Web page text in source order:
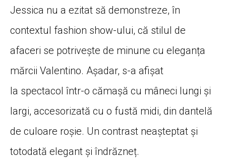
Jessica nu a ezitat să demonstreze, în
contextul fashion show-ului, că stilul de
afaceri se potrivește de minune cu eleganța
mărcii Valentino. Așadar, s-a afișat
la spectacol într-o cămașă cu mâneci lungi și
largi, accesorizată cu o fustă midi, din dantelă
de culoare roșie. Un contrast neașteptat și
totodată elegant și îndrăzneț.